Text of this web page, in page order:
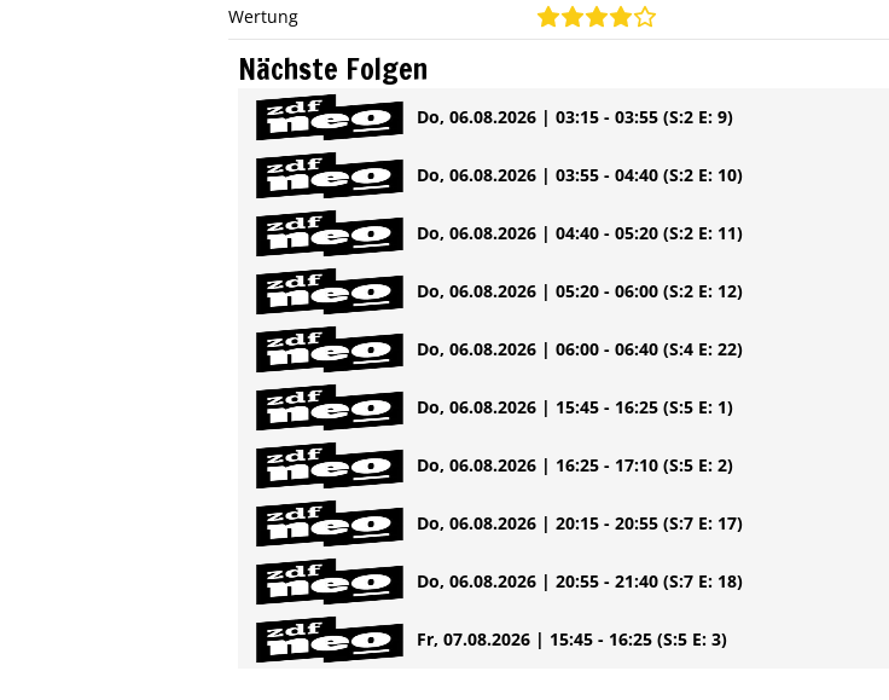
Wertung
Nächste Folgen
Do, 06.08.2026 | 03:15 - 03:55 (S:2 E: 9)
Do, 06.08.2026 | 03:55 - 04:40 (S:2 E: 10)
Do, 06.08.2026 | 04:40 - 05:20 (S:2 E: 11)
Do, 06.08.2026 | 05:20 - 06:00 (S:2 E: 12)
Do, 06.08.2026 | 06:00 - 06:40 (S:4 E: 22)
Do, 06.08.2026 | 15:45 - 16:25 (S:5 E: 1)
Do, 06.08.2026 | 16:25 - 17:10 (S:5 E: 2)
Do, 06.08.2026 | 20:15 - 20:55 (S:7 E: 17)
Do, 06.08.2026 | 20:55 - 21:40 (S:7 E: 18)
Fr, 07.08.2026 | 15:45 - 16:25 (S:5 E: 3)